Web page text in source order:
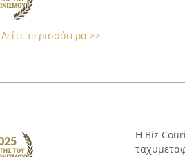
Δείτε περισσότερα >>
Η Biz